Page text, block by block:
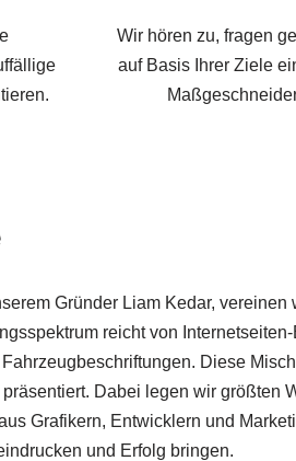
Wir hören zu, fragen
auf Basis Ihrer Ziele
Gründer Liam Kedar, vereinen
reicht von
Diese
Dabei legen wir größten
Grafikern, Entwicklern und
und Erfolg bringen.